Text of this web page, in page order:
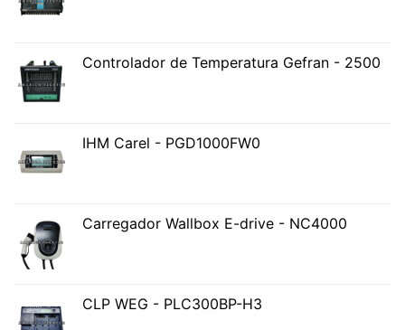
Controlador de Temperatura Gefran - 2500
IHM Carel - PGD1000FW0
Carregador Wallbox E-drive - NC4000
CLP WEG - PLC300BP-H3